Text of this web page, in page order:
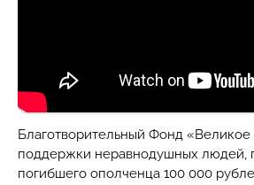
Благотворительный Фонд «Великое
поддержки неравнодушных людей,
погибшего ополченца 100 000